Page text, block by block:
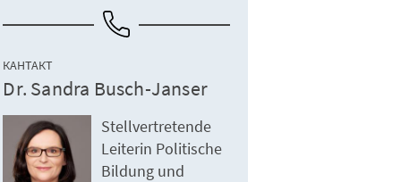
КАНТАКТ
Dr. Sandra Busch-Janser
Stellvertretende
Leiterin Politische
Bildung und